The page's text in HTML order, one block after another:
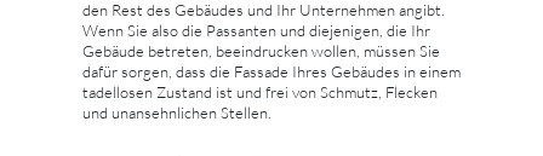
den Rest des Gebäudes und Ihr Unternehmen angibt.
Wenn Sie also die Passanten und diejenigen, die Ihr
Gebäude betreten, beeindrucken wollen, müssen Sie
dafür sorgen, dass die Fassade Ihres Gebäudes in einem
tadellosen Zustand ist und frei von Schmutz, Flecken
und unansehnlichen Stellen.